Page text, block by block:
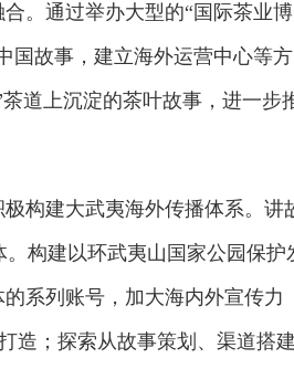
。通过举办大型的“国际茶业
国故事，建立海外运营中心等方
道上沉淀的茶叶故事，进一步
构建大武夷海外传播体系。讲
构建以环武夷山国家公园保护
系列账号，加大海内外宣传力
造；探索从故事策划、渠道搭建